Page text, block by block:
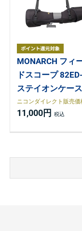
MONARCH フィ
ドスコープ
ステイオンケース
ニコンダイレクト販売価
11,000円